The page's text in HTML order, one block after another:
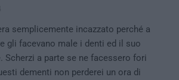
semplicemente incazzato perché a
gli facevano male i denti ed il suo
Scherzi a parte se ne facessero fori
dementi non perderei un ora di